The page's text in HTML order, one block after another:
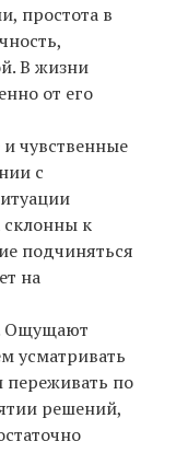
простота в
В жизни
от его
чувственные
с
склонны к
подчиняться
на
Ощущают
усматривать
переживать по
решений,